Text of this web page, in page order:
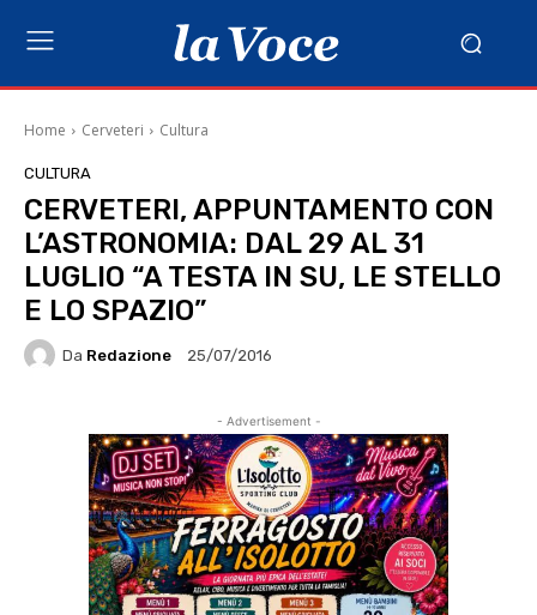
Home Cerveteri Cultura
CULTURA
CERVETERI, APPUNTAMENTO CON
L’ASTRONOMIA: DAL 29 AL 31
LUGLIO “A TESTA IN SU, LE STELLO
E LO SPAZIO”
Da Redazione 25/07/2016
- Advertisement -